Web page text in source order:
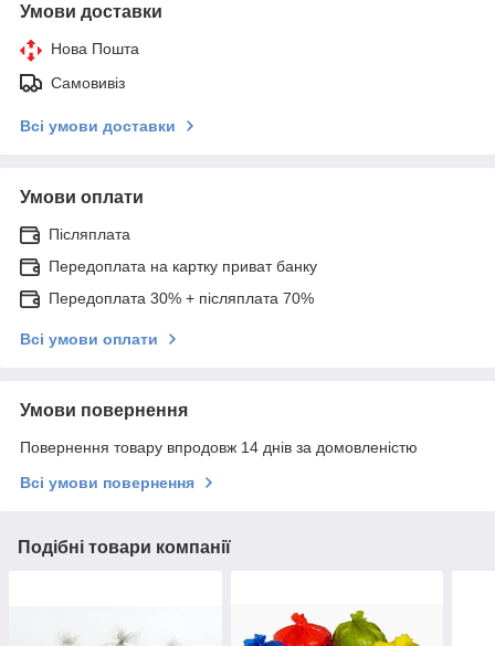
Умови доставки
Нова Пошта
Самовивіз
Всі умови доставки
Умови оплати
Післяплата
Передоплата на картку приват банку
Передоплата 30% + післяплата 70%
Всі умови оплати
Умови повернення
Повернення товару впродовж 14 днів за домовленістю
Всі умови повернення
Подібні товари компанії